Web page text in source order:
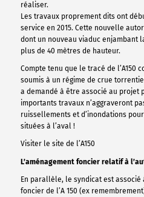
réaliser.
Les travaux proprement dits ont
service en 2015. Cette nouvelle
dont un nouveau viaduc enjambant
plus de 40 mètres de hauteur.
Compte tenu que le tracé de l’A150
soumis à un régime de crue
a demandé à être associé au projet
importants travaux n’aggraveront
ruissellements et d’inondations
situées à l’aval !
Visiter le site de l’A150
L’aménagement foncier relatif à
En parallèle, le syndicat est associé
foncier de l’A 150 (ex